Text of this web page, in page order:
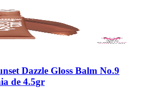
Dazzle Gloss Balm No.9
de 4.5gr